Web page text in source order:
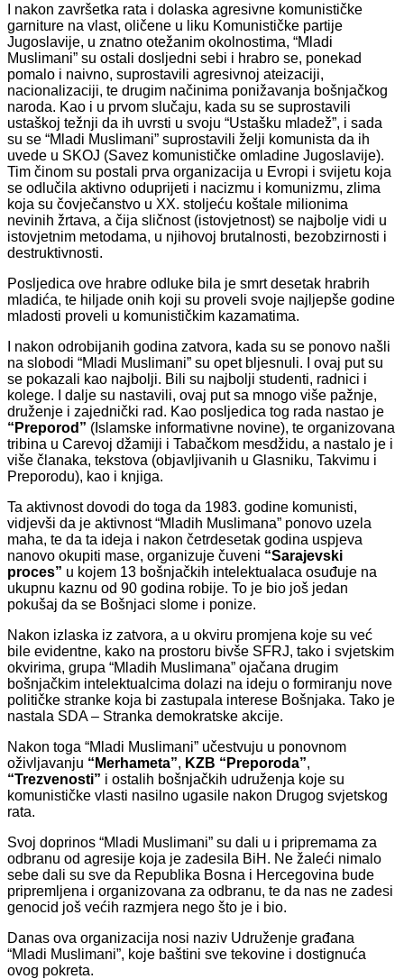
I nakon završetka rata i dolaska agresivne komunističke
garniture na vlast, oličene u liku Komunističke partije
Jugoslavije, u znatno otežanim okolnostima, “Mladi
Muslimani” su ostali dosljedni sebi i hrabro se, ponekad
pomalo i naivno, suprostavili agresivnoj ateizaciji,
nacionalizaciji, te drugim načinima ponižavanja bošnjačkog
naroda. Kao i u prvom slučaju, kada su se suprostavili
ustaškoj težnji da ih uvrsti u svoju “Ustašku mladež”, i sada
su se “Mladi Muslimani” suprostavili želji komunista da ih
uvede u SKOJ (Savez komunističke omladine Jugoslavije).
Tim činom su postali prva organizacija u Evropi i svijetu koja
se odlučila aktivno oduprijeti i nacizmu i komunizmu, zlima
koja su čovječanstvo u XX. stoljeću koštale milionima
nevinih žrtava, a čija sličnost (istovjetnost) se najbolje vidi u
istovjetnim metodama, u njihovoj brutalnosti, bezobzirnosti i
destruktivnosti.
Posljedica ove hrabre odluke bila je smrt desetak hrabrih
mladića, te hiljade onih koji su proveli svoje najljepše godine
mladosti proveli u komunističkim kazamatima.
I nakon odrobijanih godina zatvora, kada su se ponovo našli
na slobodi “Mladi Muslimani” su opet bljesnuli. I ovaj put su
se pokazali kao najbolji. Bili su najbolji studenti, radnici i
kolege. I dalje su nastavili, ovaj put sa mnogo više pažnje,
druženje i zajednički rad. Kao posljedica tog rada nastao je
“Preporod” (Islamske informativne novine), te organizovana
tribina u Carevoj džamiji i Tabačkom mesdžidu, a nastalo je i
više članaka, tekstova (objavljivanih u Glasniku, Takvimu i
Preporodu), kao i knjiga.
Ta aktivnost dovodi do toga da 1983. godine komunisti,
vidjevši da je aktivnost “Mladih Muslimana” ponovo uzela
maha, te da ta ideja i nakon četrdesetak godina uspjeva
nanovo okupiti mase, organizuje čuveni “Sarajevski
proces” u kojem 13 bošnjačkih intelektualaca osuđuje na
ukupnu kaznu od 90 godina robije. To je bio još jedan
pokušaj da se Bošnjaci slome i ponize.
Nakon izlaska iz zatvora, a u okviru promjena koje su već
bile evidentne, kako na prostoru bivše SFRJ, tako i svjetskim
okvirima, grupa “Mladih Muslimana” ojačana drugim
bošnjačkim intelektualcima dolazi na ideju o formiranju nove
političke stranke koja bi zastupala interese Bošnjaka. Tako je
nastala SDA – Stranka demokratske akcije.
Nakon toga “Mladi Muslimani” učestvuju u ponovnom
oživljavanju “Merhameta”, KZB “Preporoda”,
“Trezvenosti” i ostalih bošnjačkih udruženja koje su
komunističke vlasti nasilno ugasile nakon Drugog svjetskog
rata.
Svoj doprinos “Mladi Muslimani” su dali u i pripremama za
odbranu od agresije koja je zadesila BiH. Ne žaleći nimalo
sebe dali su sve da Republika Bosna i Hercegovina bude
pripremljena i organizovana za odbranu, te da nas ne zadesi
genocid još većih razmjera nego što je i bio.
Danas ova organizacija nosi naziv Udruženje građana
“Mladi Muslimani”, koje baštini sve tekovine i dostignuća
ovog pokreta.